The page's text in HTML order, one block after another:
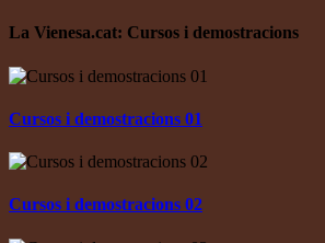
La Vienesa.cat: Cursos i demostracions
Cursos i demostracions 01
Cursos i demostracions 02